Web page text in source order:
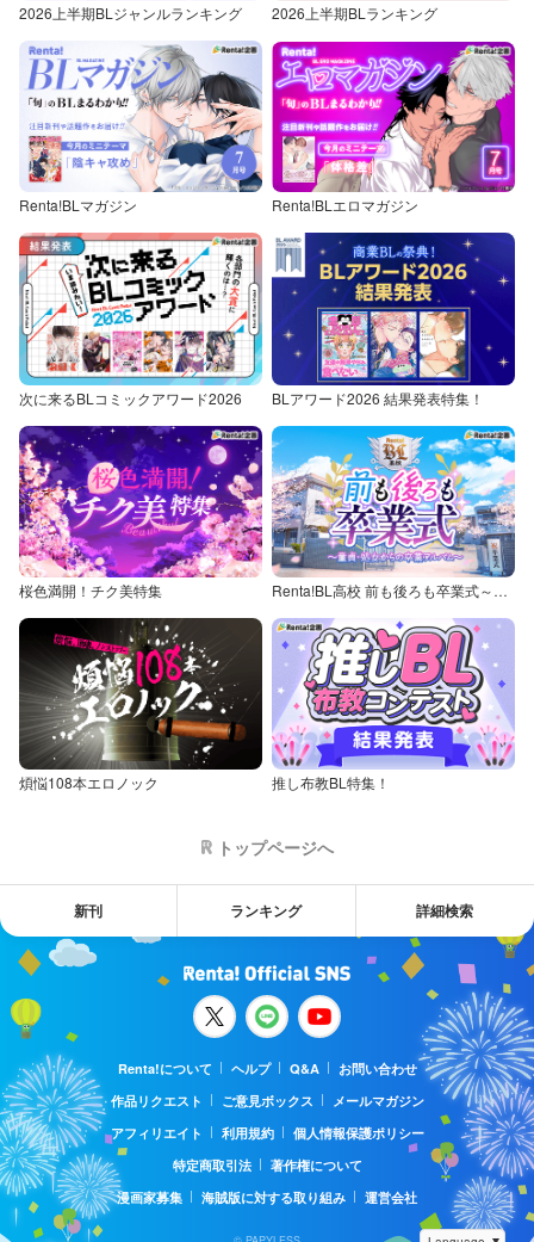
2026上半期BLジャンルランキング 2026上半期BLランキング
Renta!BLマガジン Renta!BLエロマガジン
次に来るBLコミックアワード2026 BLアワード2026 結果発表特集！
桜色満開！チク美特集 Renta!BL高校 前も後ろも卒業式～童貞・処女からの卒業アルバム～
煩悩108本エロノック 推し布教BL特集！
トップページへ
新刊 ランキング 詳細検索
Renta!について ヘルプ Q&A
お問い合わせ
作品リクエスト
ご意見ボックス
メールマガジン
アフィリエイト
利用規約
個人情報保護ポリシー
特定商取引法
著作権について
漫画家募集
海賊版に対する取り組み 運営会社